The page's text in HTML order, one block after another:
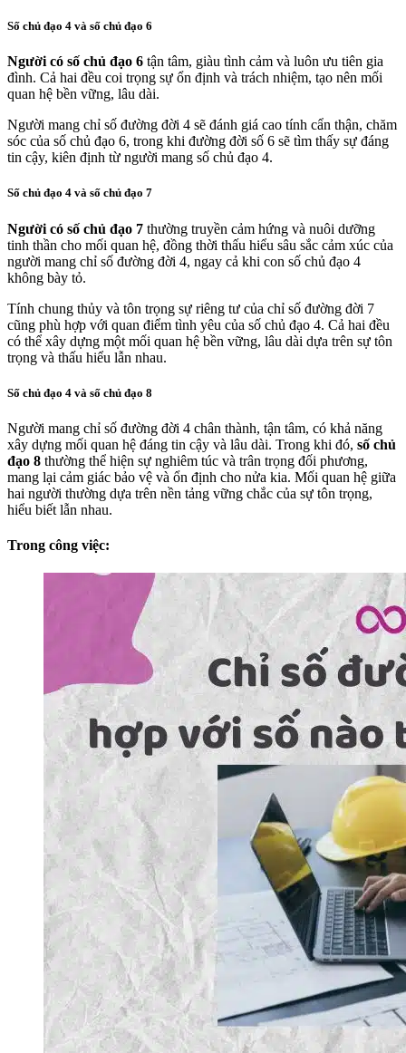
Số chủ đạo 4 và số chủ đạo 6
Người có số chủ đạo 6 tận tâm, giàu tình cảm và luôn ưu tiên gia
đình. Cả hai đều coi trọng sự ổn định và trách nhiệm, tạo nên mối
quan hệ bền vững, lâu dài.
Người mang chỉ số đường đời 4 sẽ đánh giá cao tính cẩn thận, chăm
sóc của số chủ đạo 6, trong khi đường đời số 6 sẽ tìm thấy sự đáng
tin cậy, kiên định từ người mang số chủ đạo 4.
Số chủ đạo 4 và số chủ đạo 7
Người có số chủ đạo 7 thường truyền cảm hứng và nuôi dưỡng
tinh thần cho mối quan hệ, đồng thời thấu hiểu sâu sắc cảm xúc của
người mang chỉ số đường đời 4, ngay cả khi con số chủ đạo 4
không bày tỏ.
Tính chung thủy và tôn trọng sự riêng tư của chỉ số đường đời 7
cũng phù hợp với quan điểm tình yêu của số chủ đạo 4. Cả hai đều
có thể xây dựng một mối quan hệ bền vững, lâu dài dựa trên sự tôn
trọng và thấu hiểu lẫn nhau.
Số chủ đạo 4 và số chủ đạo 8
Người mang chỉ số đường đời 4 chân thành, tận tâm, có khả năng
xây dựng mối quan hệ đáng tin cậy và lâu dài. Trong khi đó, số chủ
đạo 8 thường thể hiện sự nghiêm túc và trân trọng đối phương,
mang lại cảm giác bảo vệ và ổn định cho nửa kia. Mối quan hệ giữa
hai người thường dựa trên nền tảng vững chắc của sự tôn trọng,
hiểu biết lẫn nhau.
Trong công việc: